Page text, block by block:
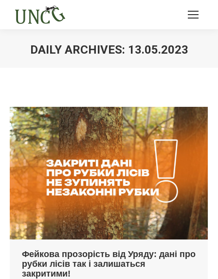
DAILY ARCHIVES: 13.05.2023
Фейкова прозорість від Уряду: дані про
рубки лісів так і залишаться
закритими!